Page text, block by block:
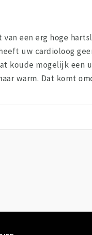
een erg hoge
uw cardioloog
koude mogelijk een
warm. Dat komt